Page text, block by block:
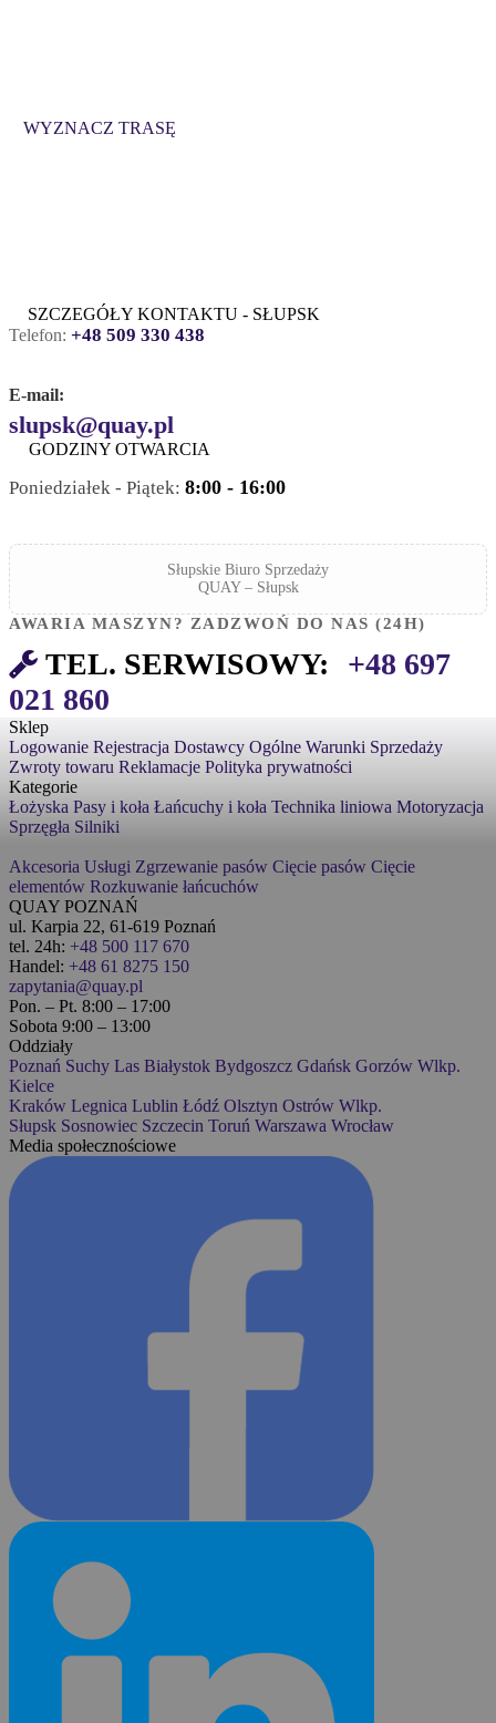
WYZNACZ TRASĘ
SZCZEGÓŁY KONTAKTU - SŁUPSK
Telefon: +48 509 330 438
E-mail:
slupsk@quay.pl
GODZINY OTWARCIA
Poniedziałek - Piątek: 8:00 - 16:00
Słupskie Biuro Sprzedaży
QUAY – Słupsk
AWARIA MASZYN? ZADZWOŃ DO NAS (24H)
TEL. SERWISOWY:
+48 697
021 860
Sklep
Logowanie Rejestracja Dostawcy Ogólne Warunki Sprzedaży
Zwroty towaru Reklamacje Polityka prywatności
Kategorie
Łożyska Pasy i koła Łańcuchy i koła Technika liniowa Motoryzacja
Sprzęgła Silniki
Akcesoria Usługi Zgrzewanie pasów Cięcie pasów Cięcie
elementów Rozkuwanie łańcuchów
QUAY POZNAŃ
ul. Karpia 22, 61-619 Poznań
tel. 24h: +48 500 117 670
Handel: +48 61 8275 150
zapytania@quay.pl
Pon. – Pt. 8:00 – 17:00
Sobota 9:00 – 13:00
Oddziały
Poznań Suchy Las Białystok Bydgoszcz Gdańsk Gorzów Wlkp.
Kielce
Kraków Legnica Lublin Łódź Olsztyn Ostrów Wlkp.
Słupsk Sosnowiec Szczecin Toruń Warszawa Wrocław
Media społecznościowe